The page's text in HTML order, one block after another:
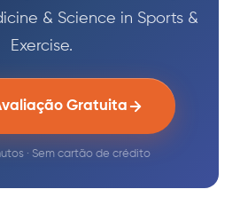
& Science in Sports &
Exercise.
Gratuita
· Sem cartão de crédito